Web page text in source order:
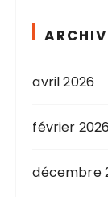
avril 2026
février 2026
décembre